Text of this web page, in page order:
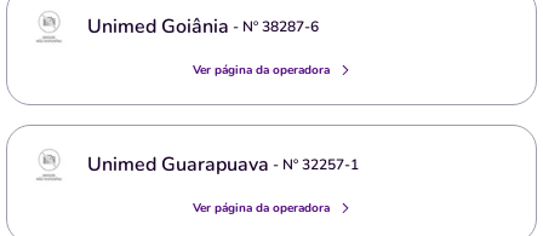
Unimed Goiânia - Nº38287-6
Ver página da operadora
Unimed Guarapuava - Nº32257-1
Ver página da operadora